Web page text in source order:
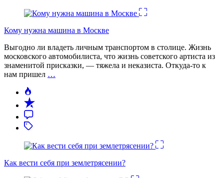
Кому нужна машина в Москве
Выгодно ли владеть личным транспортом в столице. Жизнь
московского автомобилиста, что жизнь советского артиста из
знаменитой присказки, — тяжела и неказиста. Откуда-то к
нам пришел …
Как вести себя при землетрясении?